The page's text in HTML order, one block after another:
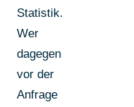
Statistik.
Wer
dagegen
vor der
Anfrage